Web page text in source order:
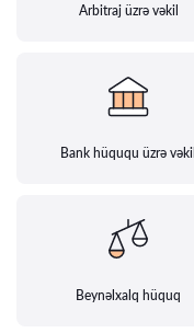
Arbitraj üzrə vəkil
Bank hüququ üzrə vəkil
Beynəlxalq hüquq